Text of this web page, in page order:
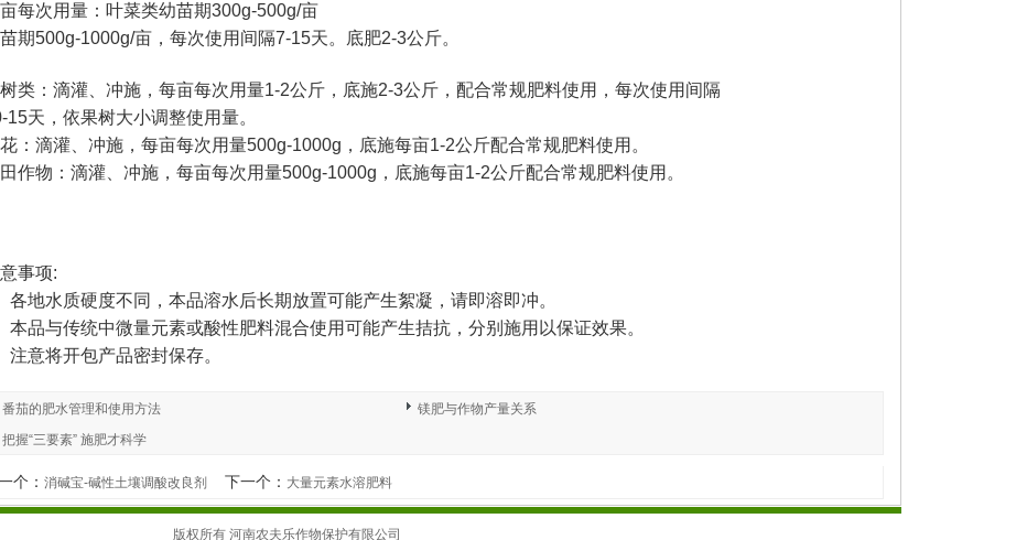
每次用量：叶菜类幼苗期300g-500g/亩
期500g-1000g/亩，每次使用间隔7-15天。底肥2-3公斤。
类：滴灌、冲施，每亩每次用量1-2公斤，底施2-3公斤，配合常规肥料使用，每次使用间隔
15天，依果树大小调整使用量。
：滴灌、冲施，每亩每次用量500g-1000g，底施每亩1-2公斤配合常规肥料使用。
作物：滴灌、冲施，每亩每次用量500g-1000g，底施每亩1-2公斤配合常规肥料使用。
事项:
各地水质硬度不同，本品溶水后长期放置可能产生絮凝，请即溶即冲。
本品与传统中微量元素或酸性肥料混合使用可能产生拮抗，分别施用以保证效果。
注意将开包产品密封保存。
番茄的肥水管理和使用方法
镁肥与作物产量关系
把握“三要素” 施肥才科学
个： 消碱宝-碱性土壤调酸改良剂下一个： 大量元素水溶肥料
版权所有 河南农夫乐作物保护有限公司